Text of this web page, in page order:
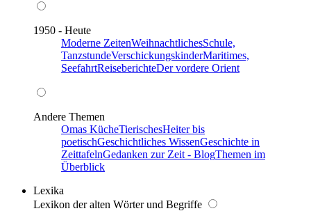
1950 - Heute
Moderne ZeitenWeihnachtlichesSchule,
TanzstundeVerschickungskinderMaritimes,
SeefahrtReiseberichteDer vordere Orient
Andere Themen
Omas KücheTierischesHeiter bis
poetischGeschichtliches WissenGeschichte in
ZeittafelnGedanken zur Zeit - BlogThemen im
Überblick
Lexika
Lexikon der alten Wörter und Begriffe